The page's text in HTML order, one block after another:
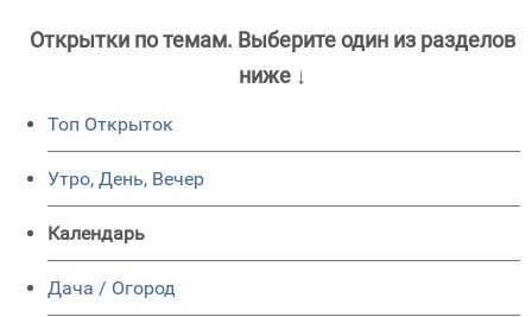
Открытки по темам. Выберите один из разделов
ниже ↓
Топ Открыток
Утро, День, Вечер
Календарь
Дача / Огород